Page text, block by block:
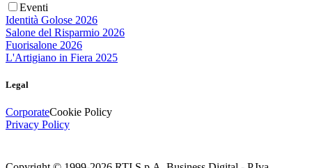
Eventi
Identità Golose 2026
Salone del Risparmio 2026
Fuorisalone 2026
L'Artigiano in Fiera 2025
Legal
CorporateCookie Policy
Privacy Policy